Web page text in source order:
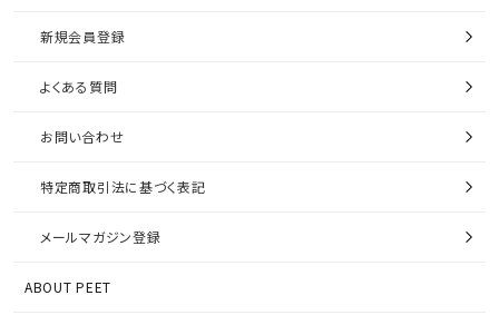
新規会員登録
よくある質問
お問い合わせ
特定商取引法に基づく表記
メールマガジン登録
ABOUT PEET